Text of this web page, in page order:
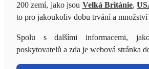
200 zemí, jako jsou Velká Británie,
to pro jakoukoliv dobu trvání a množství
Spolu s dalšími informacemi,
poskytovatelů a zda je webová stránka